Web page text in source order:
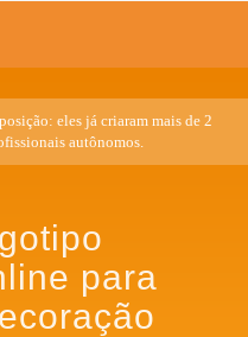
eles já criaram mais de 2
autônomos.
para